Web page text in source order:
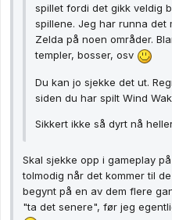
spillet fordi det gikk veldig
spillene. Jeg har runna det
Zelda på noen områder.
templer, bosser, osv
Du kan jo sjekke det ut.
siden du har spilt Wind
Sikkert ikke så dyrt nå
Skal sjekke opp i gameplay
tolmodig når det kommer til
begynt på en av dem flere
"ta det senere", før jeg